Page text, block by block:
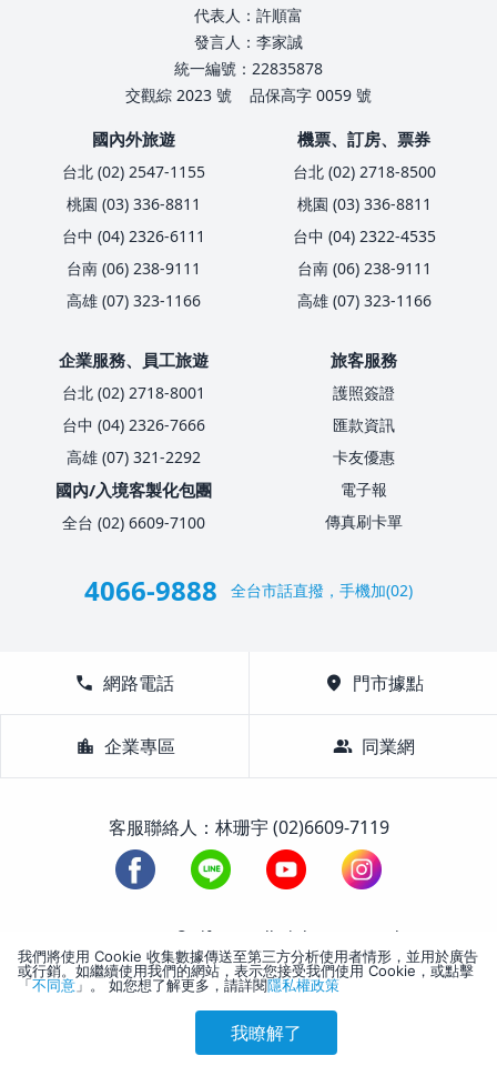
刷卡優惠 會員訂購
代表人：許順富
發言人：李家誠
統一編號：22835878
交觀綜 2023 號
品保高字 0059 號
國內外旅遊
台北 (02) 2547-1155
桃園 (03) 336-8811
台中 (04) 2326-6111
台南 (06) 238-9111
高雄 (07) 323-1166
機票、訂房、票券
台北 (02) 2718-8500
桃園 (03) 336-8811
台中 (04) 2322-4535
台南 (06) 238-9111
高雄 (07) 323-1166
企業服務、員工旅遊
台北 (02) 2718-8001
台中 (04) 2326-7666
高雄 (07) 321-2292
國內/入境客製化包團
全台 (02) 6609-7100
旅客服務
護照簽證
匯款資訊
卡友優惠
電子報
傳真刷卡單
4066-9888 全台市話直撥，手機加(02)
call 網路電話 location_on 門市據點
location_city 企業專區 group 同業網
客服聯絡人：林珊宇 (02)6609-7119
1988-2026 © Lifetour All Rights Reserved.
我們將使用 Cookie 收集數據傳送至第三方分析使用者情形，並用於廣告
或行銷。如繼續使用我們的網站，表示您接受我們使用 Cookie，或點擊
「不同意 」。 如您想了解更多，請詳閱隱私權政策
我瞭解了